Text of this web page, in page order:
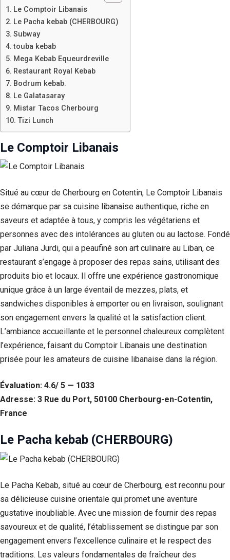
Le Comptoir Libanais
Le Pacha kebab (CHERBOURG)
Subway
touba kebab
Mega Kebab Equeurdreville
Restaurant Royal Kebab
Bodrum kebab.
Le Galatasaray
Mistar Tacos Cherbourg
Tizi Lunch
Le Comptoir Libanais
Situé au cœur de Cherbourg en Cotentin, Le Comptoir Libanais
se démarque par sa cuisine libanaise authentique, riche en
saveurs et adaptée à tous, y compris les végétariens et
personnes avec des intolérances au gluten ou au lactose. Fondé
par Juliana Jurdi, qui a peaufiné son art culinaire au Liban, ce
restaurant s’engage à proposer des repas sains, utilisant des
produits bio et locaux. Il offre une expérience gastronomique
unique grâce à un large éventail de mezzes, plats, et
sandwiches disponibles à emporter ou en livraison, soulignant
son engagement envers la qualité et la satisfaction client.
L’ambiance accueillante et le personnel chaleureux complètent
l’expérience, faisant du Comptoir Libanais une destination
prisée pour les amateurs de cuisine libanaise dans la région.
Évaluation: 4.6/ 5 — 1033
Adresse: 3 Rue du Port, 50100 Cherbourg-en-Cotentin,
France
Le Pacha kebab (CHERBOURG)
Le Pacha Kebab, situé au cœur de Cherbourg, est reconnu pour
sa délicieuse cuisine orientale qui promet une aventure
gustative inoubliable. Avec une mission de fournir des repas
savoureux et de qualité, l’établissement se distingue par son
engagement envers l’excellence culinaire et le respect des
traditions. Les valeurs fondamentales de fraîcheur des